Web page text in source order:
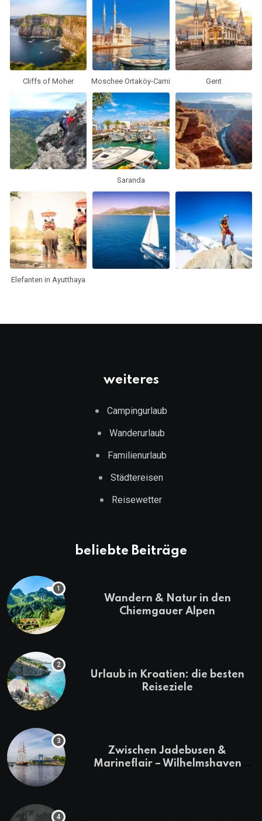
Cliffs of Moher Moschee Ortaköy-Cami Gent
Saranda
Elefanten in Ayutthaya
weiteres
Campingurlaub
Wanderurlaub
Familienurlaub
Städtereisen
Reisewetter
beliebte Beiträge
Wandern & Natur in den
Chiemgauer Alpen
Urlaub in Kroatien: die besten
Reiseziele
Zwischen Jadebusen &
Marineflair – Wilhelmshaven